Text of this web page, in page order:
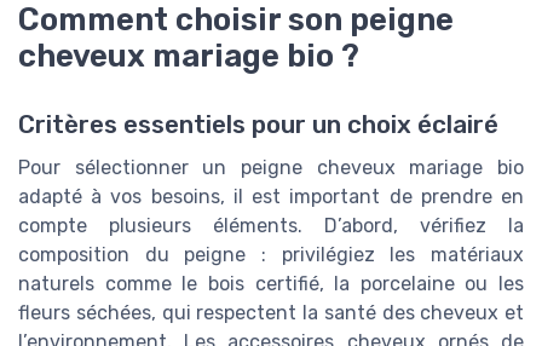
Comment choisir son peigne
cheveux mariage bio ?
Critères essentiels pour un choix éclairé
Pour sélectionner un peigne cheveux mariage bio
adapté à vos besoins, il est important de prendre en
compte plusieurs éléments. D’abord, vérifiez la
composition du peigne : privilégiez les matériaux
naturels comme le bois certifié, la porcelaine ou les
fleurs séchées, qui respectent la santé des cheveux et
l’environnement. Les accessoires cheveux ornés de